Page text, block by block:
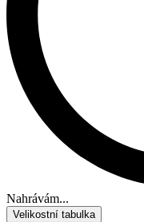
Nahrávám...
Velikostní tabulka